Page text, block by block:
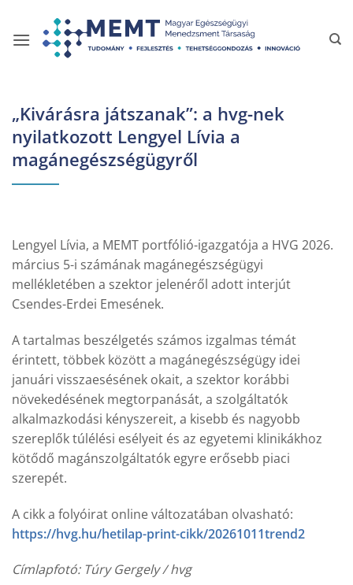
content
„Kivárásra játszanak”: a hvg-nek
nyilatkozott Lengyel Lívia a
magánegészségügyről
Lengyel Lívia, a MEMT portfólió-igazgatója a HVG 2026.
március 5-i számának magánegészségügyi
mellékletében a szektor jelenéről adott interjút
Csendes-Erdei Emesének.
A tartalmas beszélgetés számos izgalmas témát
érintett, többek között a magánegészségügy idei
januári visszaesésének okait, a szektor korábbi
növekedésének megtorpanását, a szolgáltatók
alkalmazkodási kényszereit, a kisebb és nagyobb
szereplők túlélési esélyeit és az egyetemi klinikákhoz
kötődő magánszolgáltatók egyre erősebb piaci
szerepét.
A cikk a folyóirat online változatában olvasható:
https://hvg.hu/hetilap-print-cikk/20261011trend2
Címlapfotó: Túry Gergely / hvg